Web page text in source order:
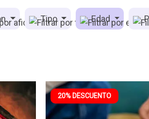
Tipo Edad
20% DESCUENTO